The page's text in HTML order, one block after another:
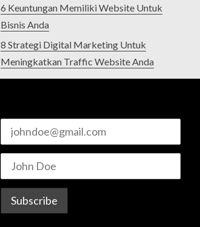
6 Keuntungan Memiliki Website Untuk
Bisnis Anda
8 Strategi Digital Marketing Untuk
Meningkatkan Traffic Website Anda